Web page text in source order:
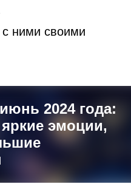
с ними своими
2024 года:
эмоции,